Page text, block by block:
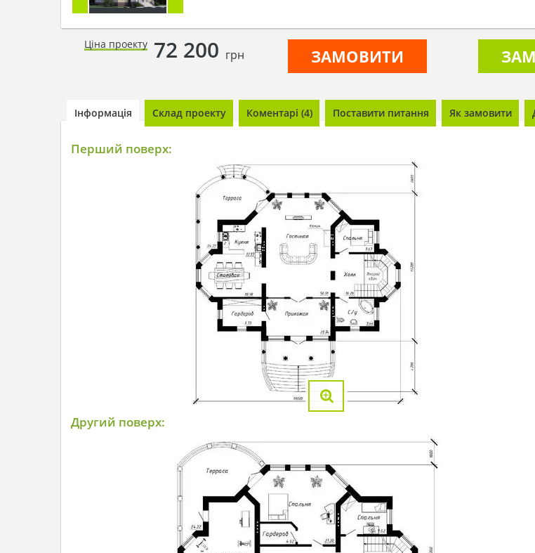
Ціна проекту 72 200 грн ЗАМОВИТИ
Інформація Склад проекту Коментарі (4) Поставити питання Як замовити
Перший поверх:
Другий поверх: